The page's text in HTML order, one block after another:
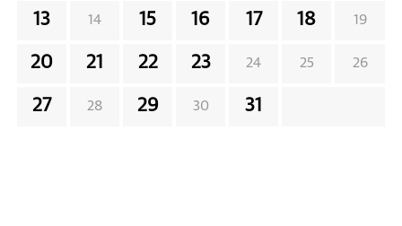
13 14 15 16 17 18 19
20 21 22 23 24 25 26
27 28 29 30 31